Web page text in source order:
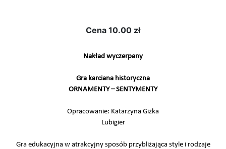
Cena 10.00 zł
Nakład wyczerpany
Gra karciana historyczna
ORNAMENTY – SENTYMENTY
Opracowanie: Katarzyna Giżka
Lubigier
Gra edukacyjna w atrakcyjny sposób przybliżająca style i rodzaje